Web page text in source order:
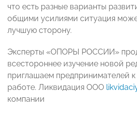
что есть разные варианты
общими усилиями ситуация
лучшую сторону.
Эксперты «ОПОРЫ РОССИИ»
всестороннее изучение новой
приглашаем предпринимателей
работе. Ликвидация ООО
компании